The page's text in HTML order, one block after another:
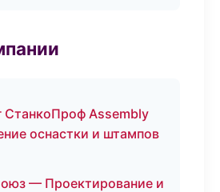
СтанкоПроф Assembly
оснастки и штампов
— Проектирование и